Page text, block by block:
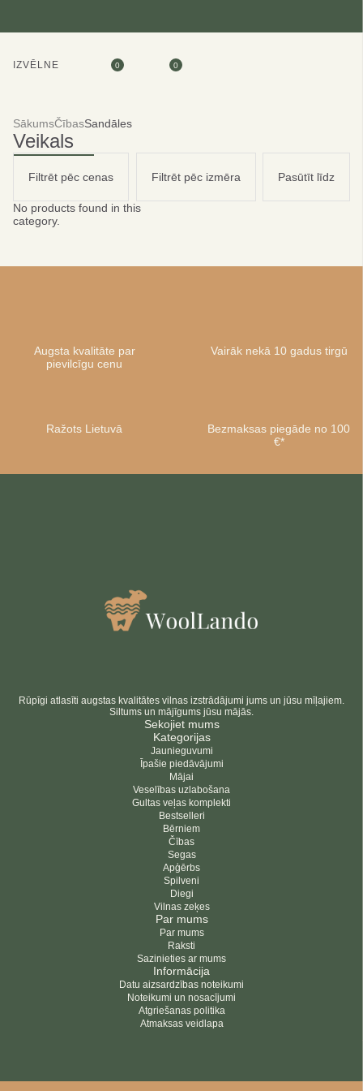
IETAUPIET 10%
Nē, paldies
IZVĒLNE 0 0
SākumsČībasSandāles
Veikals
Filtrēt pēc cenas Filtrēt pēc izmēra Pasūtīt līdz
No products found in this
category.
Augsta kvalitāte par
pievilcīgu cenu
Vairāk nekā 10 gadus tirgū
Ražots Lietuvā
Bezmaksas piegāde no 100
€*
Rūpīgi atlasīti augstas kvalitātes vilnas izstrādājumi jums un jūsu mīļajiem.
Siltums un mājīgums jūsu mājās.
Sekojiet mums
Kategorijas
Jaunieguvumi
Īpašie piedāvājumi
Mājai
Veselības uzlabošana
Gultas veļas komplekti
Bestselleri
Bērniem
Čības
Segas
Apģērbs
Spilveni
Diegi
Vilnas zeķes
Par mums
Par mums
Raksti
Sazinieties ar mums
Informācija
Datu aizsardzības noteikumi
Noteikumi un nosacījumi
Atgriešanas politika
Atmaksas veidlapa